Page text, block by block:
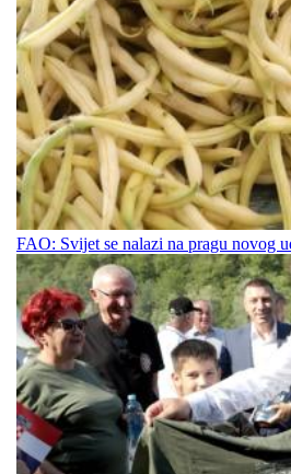
FAO: Svijet se nalazi na pragu novog